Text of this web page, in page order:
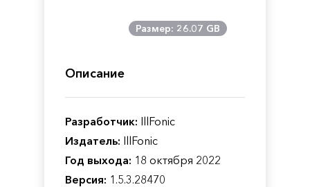
Размер: 26.07 GB
Описание
Разработчик: IllFonic
Издатель: IllFonic
Год выхода: 18 октября 2022
Версия: 1.5.3.28470